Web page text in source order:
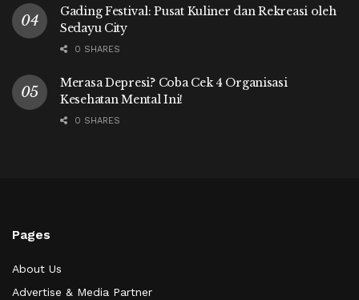
Gading Festival: Pusat Kuliner dan Rekreasi oleh
Sedayu City
0 SHARES
Merasa Depresi? Coba Cek 4 Organisasi
Kesehatan Mental Ini!
0 SHARES
Pages
About Us
Advertise & Media Partner